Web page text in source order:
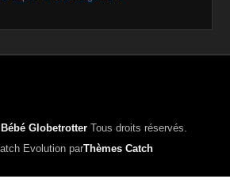
Bébé Globetrotter Tous droits réservés.
Evolution parThèmes Catch